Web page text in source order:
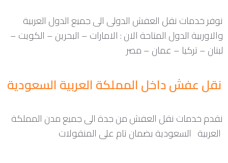
نوفر خدمات نقل العفش الدولى الى جميع الدول العربية
والاوربية الدول المتاحة الان : الامارات – البحرين – الكويت –
لبنان – تركيا – عمان – مصر
نقل عفش داخل المملكة العربية السعودية
نقدم خدمات نقل العفش من جدة الى جميع مدن المملكة